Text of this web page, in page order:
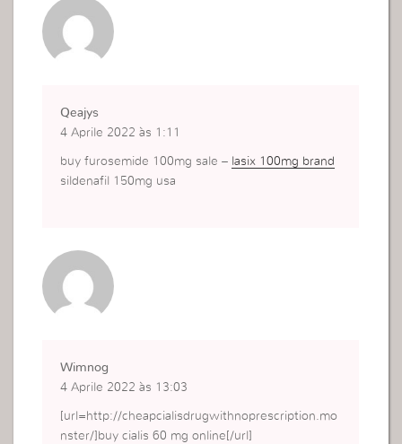
Qeajys
4 Aprile 2022 às 1:11
buy furosemide 100mg sale – lasix 100mg brand
sildenafil 150mg usa
Wimnog
4 Aprile 2022 às 13:03
[url=http://cheapcialisdrugwithnoprescription.mo
nster/]buy cialis 60 mg online[/url]